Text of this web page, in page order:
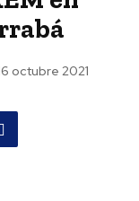
octubre 2021